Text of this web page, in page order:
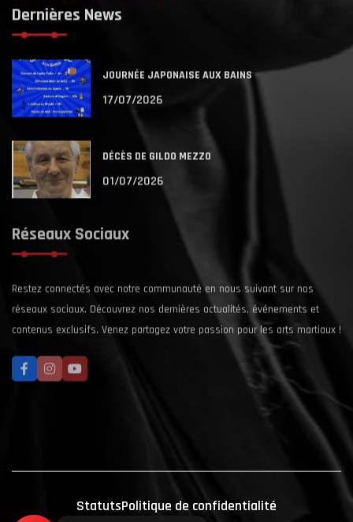
Dernières News
JOURNÉE JAPONAISE AUX BAINS
17/07/2026
DÉCÈS DE GILDO MEZZO
01/07/2026
Réseaux Sociaux
Restez connectés avec notre communauté en nous suivant sur nos
réseaux sociaux. Découvrez nos dernières actualités, événements et
contenus exclusifs. Venez partagez votre passion pour les arts martiaux !
StatutsPolitique de confidentialité